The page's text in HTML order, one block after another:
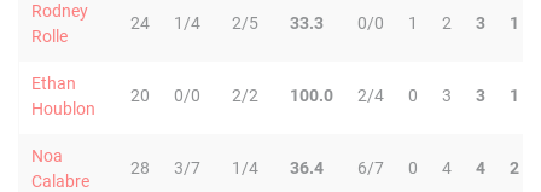
Rodney
Rolle
24 1/4 2/5 33.3 0/0 1 2 3 1
Ethan
Houblon
20 0/0 2/2 100.0 2/4 0 3 3 1
Noa
Calabre
28 3/7 1/4 36.4 6/7 0 4 4 2